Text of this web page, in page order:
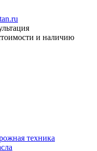
и наличию
техника